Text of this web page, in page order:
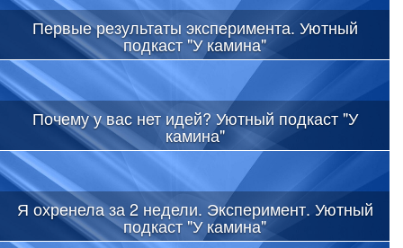
Первые результаты эксперимента. Уютный
подкаст "У камина"
Почему у вас нет идей? Уютный подкаст "У
камина"
Я охренела за 2 недели. Эксперимент. Уютный
подкаст "У камина"